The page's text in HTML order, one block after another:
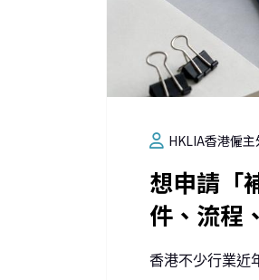
HKLIA香港僱
想申請「
件、流程
香港不少行業近